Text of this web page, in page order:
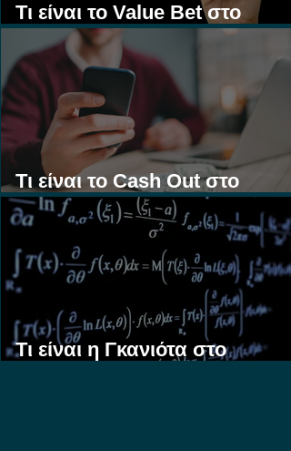
Τι είναι το Value Bet στο
Στοίχημα;
Τι είναι το Cash Out στο
Στοίχημα;
Τι είναι η Γκανιότα στο